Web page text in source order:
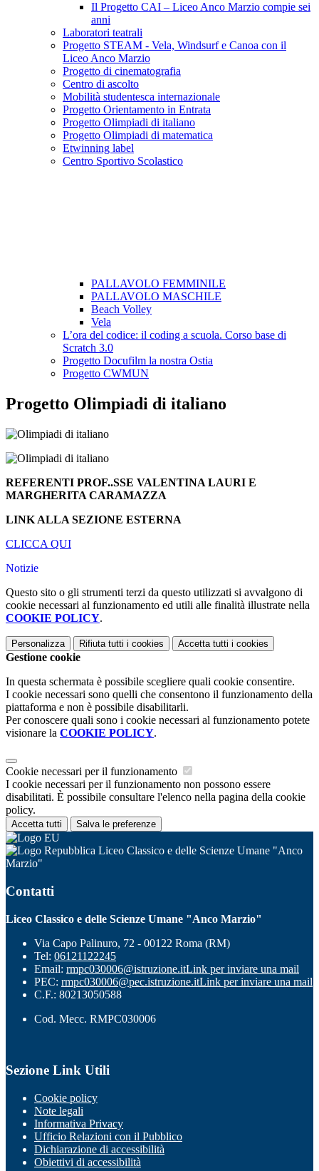
Il Progetto CAI – Liceo Anco Marzio compie sei
anni
Laboratori teatrali
Progetto STEAM - Vela, Windsurf e Canoa con il
Liceo Anco Marzio
Progetto di cinematografia
Centro di ascolto
Mobilità studentesca internazionale
Progetto Orientamento in Entrata
Progetto Olimpiadi di italiano
Progetto Olimpiadi di matematica
Etwinning label
Centro Sportivo Scolastico
PALLAVOLO FEMMINILE
PALLAVOLO MASCHILE
Beach Volley
Vela
L’ora del codice: il coding a scuola. Corso base di
Scratch 3.0
Progetto Docufilm la nostra Ostia
Progetto CWMUN
Progetto Olimpiadi di italiano
REFERENTI PROF..SSE VALENTINA LAURI E
MARGHERITA CARAMAZZA
LINK ALLA SEZIONE ESTERNA
CLICCA QUI
Notizie
Questo sito o gli strumenti terzi da questo utilizzati si avvalgono di
cookie necessari al funzionamento ed utili alle finalità illustrate nella
COOKIE POLICY.
Personalizza Rifiuta tutti i cookies Accetta tutti i cookies
Gestione cookie
In questa schermata è possibile scegliere quali cookie consentire.
I cookie necessari sono quelli che consentono il funzionamento della
piattaforma e non è possibile disabilitarli.
Per conoscere quali sono i cookie necessari al funzionamento potete
visionare la COOKIE POLICY.
Cookie necessari per il funzionamento
I cookie necessari per il funzionamento non possono essere
disabilitati. È possibile consultare l'elenco nella pagina della cookie
policy.
Accetta tutti Salva le preferenze
Liceo Classico e delle Scienze Umane "Anco
Marzio"
Contatti
Liceo Classico e delle Scienze Umane "Anco Marzio"
Via Capo Palinuro, 72 - 00122 Roma (RM)
Tel: 06121122245
Email: rmpc030006@istruzione.itLink per inviare una mail
PEC: rmpc030006@pec.istruzione.itLink per inviare una mail
C.F.: 80213050588
Cod. Mecc. RMPC030006
Sezione Link Utili
Cookie policy
Note legali
Informativa Privacy
Ufficio Relazioni con il Pubblico
Dichiarazione di accessibilità
Obiettivi di accessibilità